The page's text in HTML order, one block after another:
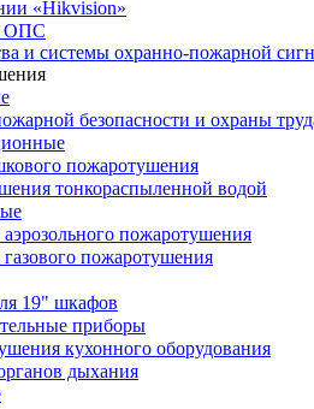
«Hikvision»
ОПС
и системы охранно-пожарной
безопасности и охраны
пожаротушения
тонкораспыленной водой
пожаротушения
пожаротушения
19" шкафов
приборы
кухонного оборудования
дыхания